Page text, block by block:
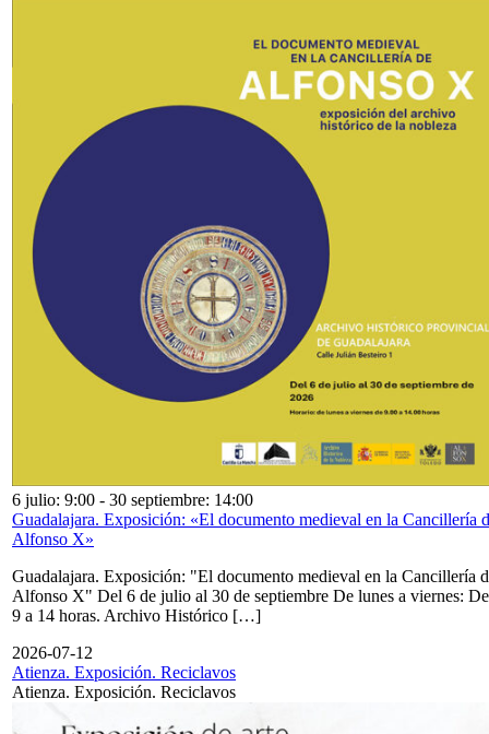
6 julio: 9:00 - 30 septiembre: 14:00
Guadalajara. Exposición: «El documento medieval en la Cancillería
Alfonso X»
Guadalajara. Exposición: "El documento medieval en la Cancillería
Alfonso X" Del 6 de julio al 30 de septiembre De lunes a viernes: De
9 a 14 horas. Archivo Histórico […]
2026-07-12
Atienza. Exposición. Reciclavos
Atienza. Exposición. Reciclavos